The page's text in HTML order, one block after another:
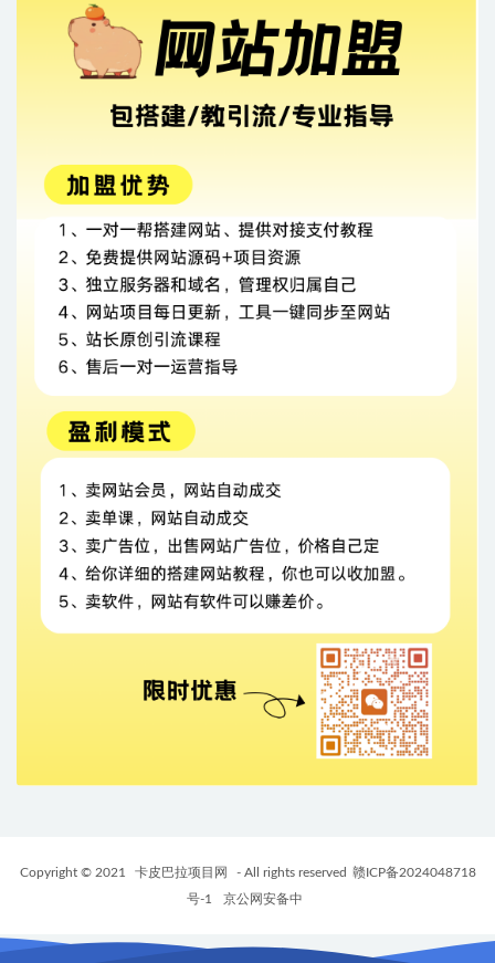
Copyright © 2021 卡皮巴拉项目网 - All rights reserved
赣ICP备2024048718
号-1
京公网安备中